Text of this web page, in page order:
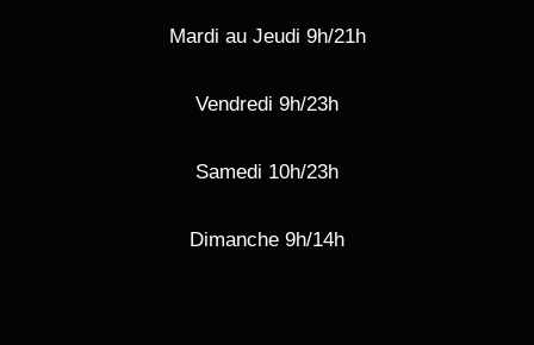
Mardi au Jeudi 9h/21h
Vendredi 9h/23h
Samedi 10h/23h
Dimanche 9h/14h